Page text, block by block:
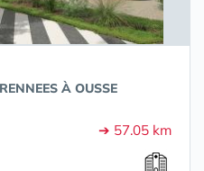
À OUSSE
➔ 57.05 km